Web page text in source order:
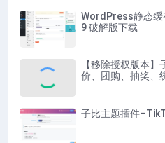
WordPress静态缓
9 破解版下载
【移除授权版本
价、团购、抽奖、
子比主题插件